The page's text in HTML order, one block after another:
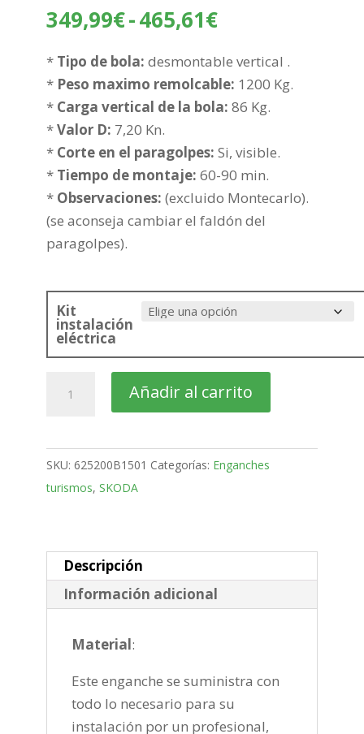
349,99€-465,61€Rango
precios:
desde
349,99€
465,61€
* Tipo de bola: desmontable vertical .
* Peso maximo remolcable: 1200 Kg.
* Carga vertical de la bola: 86 Kg.
*Valor D: 7,20 Kn.
* Corte en el paragolpes: Si, visible.
* Tiempo de montaje: 60-90 min.
* Observaciones: (excluido Montecarlo).
(se aconseja cambiar el faldón del
paragolpes).
Kit
instalación
eléctrica
Fabia
Bola
desmontable
vertical
2021
cantidad
Añadir al carrito
SKU: 625200B1501 Categorías: Enganches
turismos, SKODA
Descripción
Información adicional
Material:
Este enganche se suministra con
todo lo necesario para su
instalación por un profesional,